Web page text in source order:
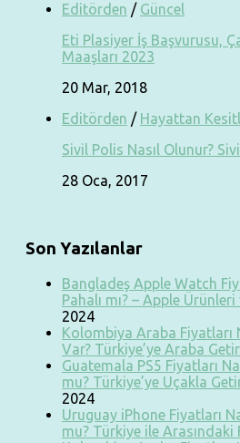
Editörden / Güncel
Eti Plasiyer İş Başvurusu,
Maaşları 2023
20 Mar, 2018
Editörden / Hayattan
Sivil Polis Nasıl Olunur?
28 Oca, 2017
Son Yazılanlar
Bangladeş Apple Watch
Pahalı mı? – Apple Ürünleri
2024
Kolombiya Araba Fiyatları
Var? Türkiye’ye Araba
Guatemala PS5 Fiyatları
mu? Türkiye’ye Uçakla
2024
Uruguay iPhone Fiyatları
mu? Türkiye ile Arasındaki